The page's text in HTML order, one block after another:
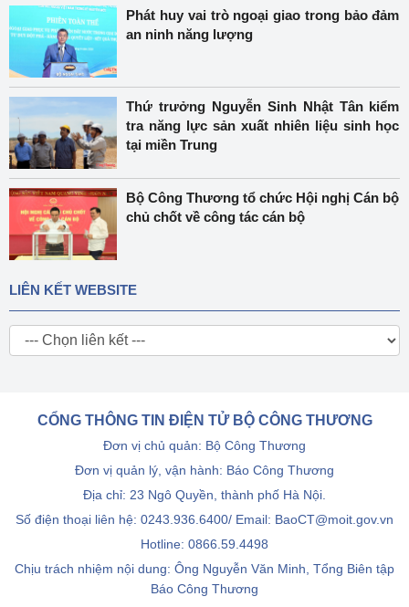
Phát huy vai trò ngoại giao trong bảo đảm
an ninh năng lượng
Thứ trưởng Nguyễn Sinh Nhật Tân kiểm
tra năng lực sản xuất nhiên liệu sinh học
tại miền Trung
Bộ Công Thương tổ chức Hội nghị Cán bộ
chủ chốt về công tác cán bộ
LIÊN KẾT WEBSITE
CỔNG THÔNG TIN ĐIỆN TỬ BỘ CÔNG THƯƠNG
Đơn vị chủ quản: Bộ Công Thương
Đơn vị quản lý, vận hành: Báo Công Thương
Địa chỉ: 23 Ngô Quyền, thành phố Hà Nội.
Số điện thoại liên hệ: 0243.936.6400/ Email: BaoCT@moit.gov.vn
Hotline: 0866.59.4498
Chịu trách nhiệm nội dung: Ông Nguyễn Văn Minh, Tổng Biên tập
Báo Công Thương